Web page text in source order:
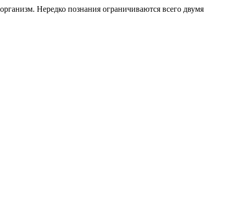
Нередко познания ограничиваются всего двумя